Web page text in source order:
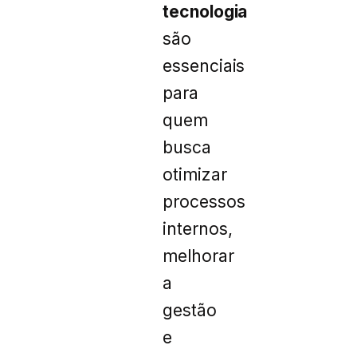
tecnologia
são
essenciais
para
quem
busca
otimizar
processos
internos,
melhorar
a
gestão
e